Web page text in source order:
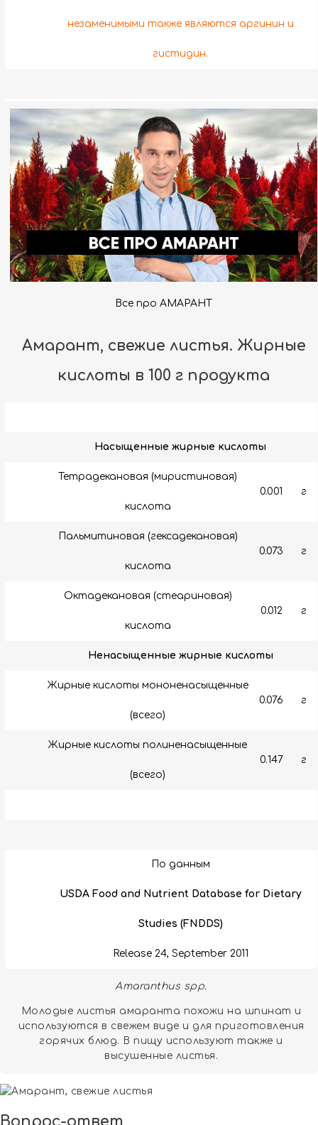
незаменимыми также являются аргинин и
гистидин.
Все про АМАРАНТ
Амарант, свежие листья. Жирные
кислоты в 100 г продукта
Насыщенные жирные кислоты
Тетрадекановая (миристиновая)
кислота
0.001 г
Пальмитиновая (гексадекановая)
кислота
0.073 г
Октадекановая (стеариновая)
кислота
0.012 г
Ненасыщенные жирные кислоты
Жирные кислоты мононенасыщенные
(всего)
0.076 г
Жирные кислоты полиненасыщенные
(всего)
0.147 г
По данным
USDA Food and Nutrient Database for Dietary
Studies (FNDDS)
Release 24, September 2011
Amaranthus spp.
Молодые листья амаранта похожи на шпинат и
используются в свежем виде и для приготовления
горячих блюд. В пищу используют также и
высушенные листья.